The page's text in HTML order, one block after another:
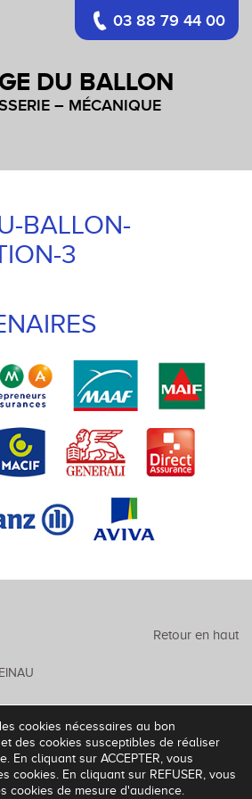
DU BALLON
– MÉCANIQUE
03 88 79 44 00
BALLON-
3
Retour en haut
cookies nécessaires au bon
des cookies susceptibles de réaliser
En cliquant sur ACCEPTER, vous
cookies. En cliquant sur REFUSER, vous
cookies de mesure d'audience.